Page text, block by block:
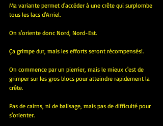
Ma variante permet d'accéder à une crête qui surplombe
tous les lacs d'Arriel.
On s'oriente donc Nord, Nord-Est.
Ça grimpe dur, mais les efforts seront récompensés!.
On commence par un pierrier, mais le mieux c'est de
grimper sur les gros blocs pour atteindre rapidement la
crête.
Pas de cairns, ni de balisage, mais pas de difficulté pour
s'orienter.